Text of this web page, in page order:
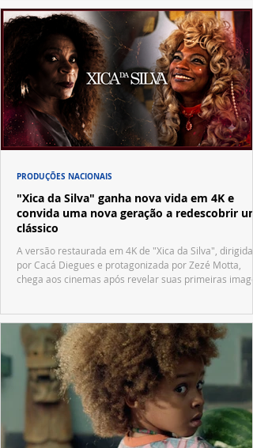
"Xica da Silva" ganha nova vida em 4K e
convida uma nova geração a redescobrir um
clássico
A versão restaurada em 4K de "Xica da Silva", dirigida
por Cacá Diegues e protagonizada por Zezé Motta,
chega aos cinemas após revelar suas primeiras
PRODUÇÕES NACIONAIS